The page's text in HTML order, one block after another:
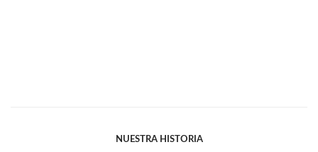
NUESTRA HISTORIA